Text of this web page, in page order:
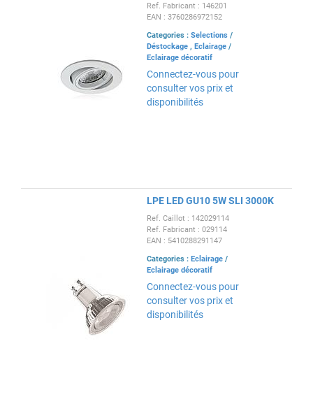
Ref. Fabricant : 146201
EAN : 3760286972152
Categories : Selections /
Déstockage , Eclairage /
Eclairage décoratif
Connectez-vous pour
consulter vos prix et
disponibilités
LPE LED GU10 5W SLI 3000K
Ref. Caillot : 142029114
Ref. Fabricant : 029114
EAN : 5410288291147
Categories : Eclairage /
Eclairage décoratif
Connectez-vous pour
consulter vos prix et
disponibilités